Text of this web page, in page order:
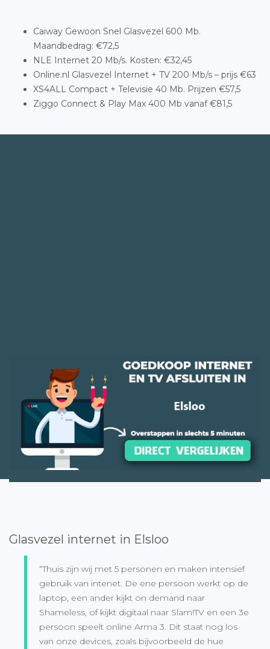
Caiway Gewoon Snel Glasvezel 600 Mb.
Maandbedrag: €72,5
NLE Internet 20 Mb/s. Kosten: €32,45
Online.nl Glasvezel Internet + TV 200 Mb/s – prijs €63
XS4ALL Compact + Televisie 40 Mb. Prijzen €57,5
Ziggo Connect & Play Max 400 Mb vanaf €81,5
Glasvezel internet in Elsloo
“Thuis zijn wij met 5 personen en maken intensief
gebruik van intenet. De ene persoon werkt op de
laptop, een ander kijkt on demand naar
Shameless, of kijkt digitaal naar Slam!TV en een 3e
persoon speelt online Arma 3. Dit staat nog los
van onze devices, zoals bijvoorbeeld de hue